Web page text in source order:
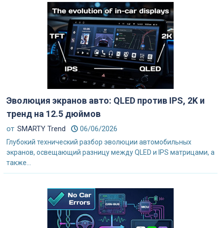
Эволюция экранов авто: QLED против IPS, 2K и
тренд на 12.5 дюймов
от SMARTY Trend 06/06/2026
Глубокий технический разбор эволюции автомобильных
экранов, освещающий разницу между QLED и IPS матрицами, а
также...